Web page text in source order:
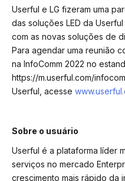
Userful e LG fizeram uma
das soluções LED da
com as novas soluções de
Para agendar uma reunião
na InfoComm 2022 no
https://m.userful.com/
Userful, acesse
Sobre o usuário
Userful é a plataforma líder
serviços no mercado
crescimento mais rápido da